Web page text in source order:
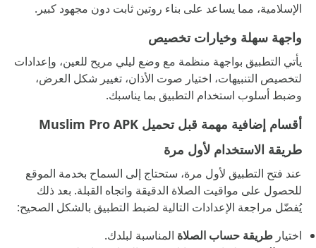
الإسلامية، مما يساعد على بناء روتين ثابت دون مجهود كبير.
واجهة سهلة وخيارات تخصيص
يأتي التطبيق بواجهة منظمة مع وضع ليلي مريح للعين، وإعدادات
لتخصيص التنبيهات، اختيار صوت الأذان، تغيير شكل العرض،
وضبط أسلوب استخدام التطبيق بما يناسبك.
أقسام إضافية مهمة قبل تحميل Muslim Pro APK
طريقة الاستخدام لأول مرة
عند فتح التطبيق لأول مرة، ستحتاج إلى السماح بخدمة الموقع
للحصول على مواقيت الصلاة الدقيقة واتجاه القبلة. بعد ذلك
يُفضّل مراجعة الإعدادات التالية لضبط التطبيق بالشكل الصحيح:
اختيار طريقة حساب الصلاة المناسبة لبلدك.